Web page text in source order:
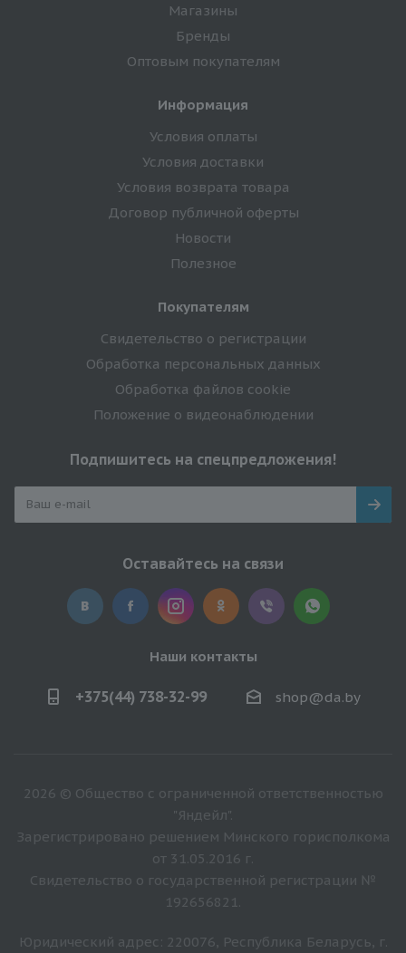
Магазины
Бренды
Оптовым покупателям
Информация
Условия оплаты
Условия доставки
Условия возврата товара
Договор публичной оферты
Новости
Полезное
Покупателям
Свидетельство о регистрации
Обработка персональных данных
Обработка файлов cookie
Положение о видеонаблюдении
Подпишитесь на спецпредложения!
Оставайтесь на связи
Наши контакты
+375(44) 738-32-99 shop@da.by
2026 © Общество с ограниченной ответственностью
"Яндейл".
Зарегистрировано решением Минского горисполкома
от 31.05.2016 г.
Свидетельство о государственной регистрации №
192656821.
Юридический адрес: 220076, Республика Беларусь, г.